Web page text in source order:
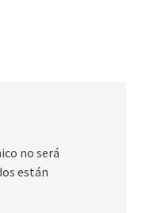
no será
están